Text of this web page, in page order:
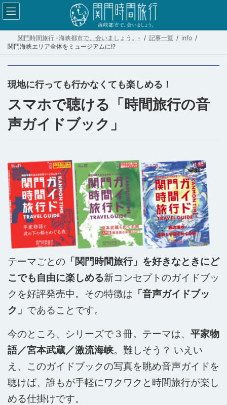
コ
ン
テ
ン
ス
ッ
ナ
ビ
ゲ
ー
ン
移
関門時間旅行 -海峡都市で、会いましょう。- 記事一覧
info
関門海峡エリア全体をミュージアムに!?
現地に行っても行かなくても楽しめる！
スマホで聴ける「時間旅行の音
声ガイドブック」
テーマごとの 「関門時間旅行」を好きなときにど
こでも自由に楽しめる新コンセプトのガイドブッ
クを好評発売中。その特徴は 「音声ガイドブッ
ク」 であることです。
今のところ、シリーズで３冊。テーマは、 平家物
語／宮本武蔵／激流海峡。難しそう？ いえい
え、このガイドブックの写真を眺め音声ガイドを
聴けば、誰もが手軽にワクワクと時間旅行が楽し
める仕掛けです。